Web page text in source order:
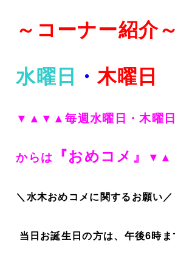
～コーナー紹介～
水曜日 ・ 木曜日
▼▲▼▲毎週水曜日・木曜日
からは 『おめコメ』
＼水木おめコメに関するお願い／
当日お誕生日の方は、午後6時ま